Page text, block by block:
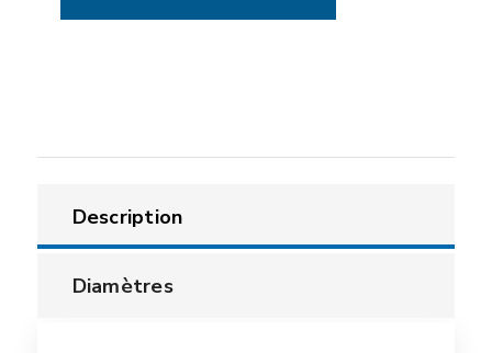
Description
Diamètres